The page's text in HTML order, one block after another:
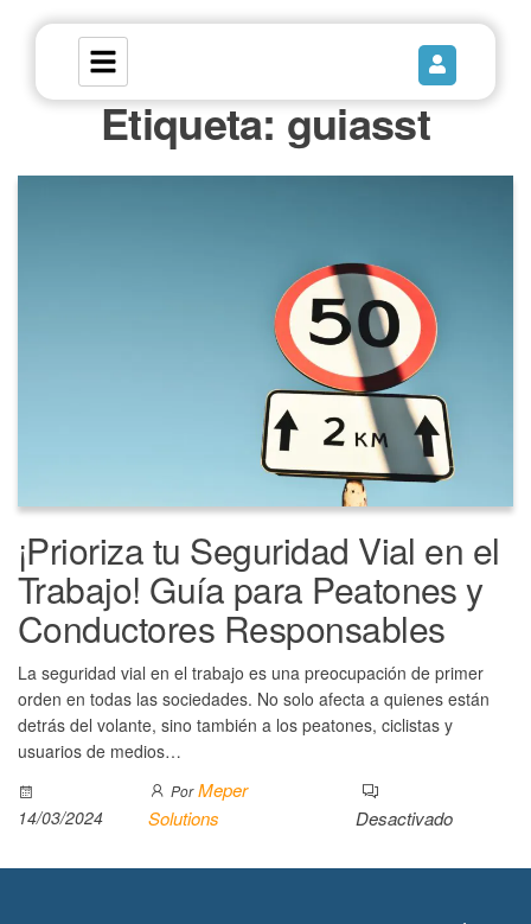
Etiqueta:guiasst
¡Prioriza tu Seguridad Vial en el
Trabajo! Guía para Peatones y
Conductores Responsables
La seguridad vial en el trabajo es una preocupación de primer
orden en todas las sociedades. No solo afecta a quienes están
detrás del volante, sino también a los peatones, ciclistas y
usuarios de medios…
14/03/2024
Por Meper
Solutions
Desactivado